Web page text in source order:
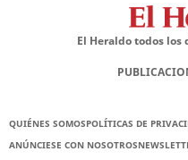
El Heraldo todos los
QUIÉNES SOMOSPOLÍTICAS DE
ANÚNCIESE CON NOSOTROS